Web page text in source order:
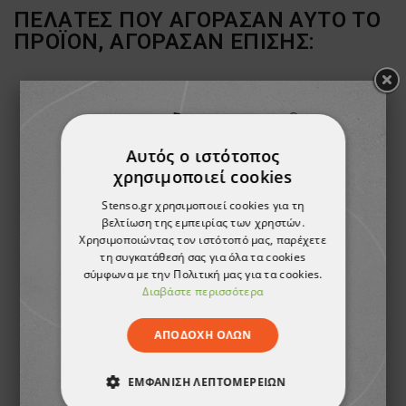
ΠΕΛΆΤΕΣ ΠΟΥ ΑΓΌΡΑΣΑΝ ΑΥΤΌ ΤΟ
ΠΡΟΪΌΝ, ΑΓΌΡΑΣΑΝ ΕΠΊΣΗΣ:
Μπουφάν εργασίας L5 GREY
17,43 €
Αυτός ο ιστότοπος
χρησιμοποιεί cookies
Stenso.gr χρησιμοποιεί cookies για τη
βελτίωση της εμπειρίας των χρηστών.
Χρησιμοποιώντας τον ιστότοπό μας, παρέχετε
τη συγκατάθεσή σας για όλα τα cookies
σύμφωνα με την Πολιτική μας για τα cookies.
Διαβάστε περισσότερα
ΑΠΟΔΟΧΉ ΌΛΩΝ
ΕΜΦΆΝΙΣΗ ΛΕΠΤΟΜΕΡΕΙΏΝ